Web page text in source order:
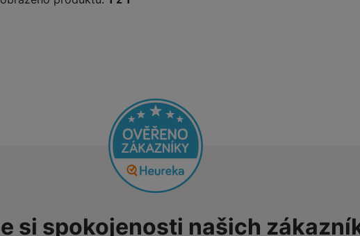
si spokojenosti našich